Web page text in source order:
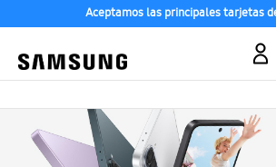
Aceptamos las principales tarjetas